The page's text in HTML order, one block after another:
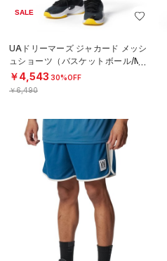
SALE
UAドリーマーズ ジャカード メッシ
ュショーツ（バスケットボール/ME
N）
￥4,543 30%OFF
￥6,490